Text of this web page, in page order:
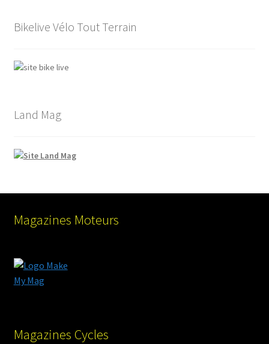
Bikelive Vélo Tout Terrain
Land Mag
Magazines Moteurs
Magazines Cycles